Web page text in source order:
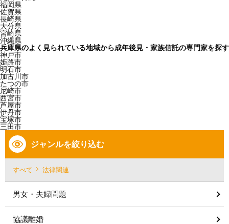
福岡県
佐賀県
長崎県
大分県
宮崎県
沖縄県
兵庫県のよく見られている地域から成年後見・家族信託の専門家を探す
神戸市
姫路市
明石市
加古川市
たつの市
尼崎市
西宮市
芦屋市
伊丹市
宝塚市
三田市
ジャンルを絞り込む
すべて 法律関連
男女・夫婦問題
協議離婚